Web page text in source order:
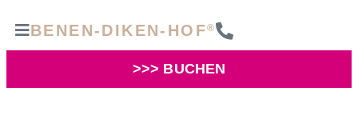
BENEN-DIKEN-HOF®
>>> BUCHEN